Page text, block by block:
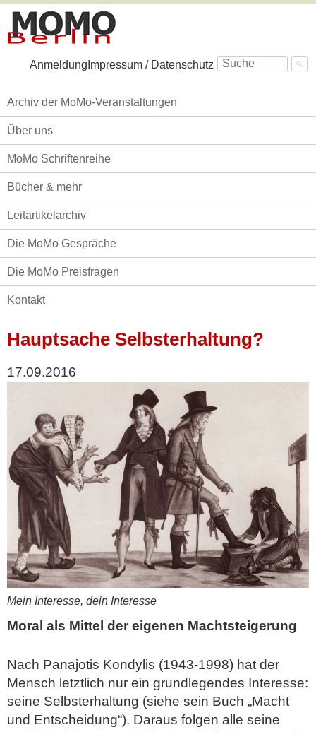
Navigation
Anmeldung Impressum / Datenschutz
Navigation
Archiv der MoMo-Veranstaltungen
Über uns
MoMo Schriftenreihe
Bücher & mehr
Leitartikelarchiv
Die MoMo Gespräche
Die MoMo Preisfragen
Kontakt
Hauptsache Selbsterhaltung?
17.09.2016
Mein Interesse, dein Interesse
Moral als Mittel der eigenen Machtsteigerung
Nach Panajotis Kondylis (1943-1998) hat der
Mensch letztlich nur ein grundlegendes Interesse:
seine Selbsterhaltung (siehe sein Buch „Macht
und Entscheidung“). Daraus folgen alle seine